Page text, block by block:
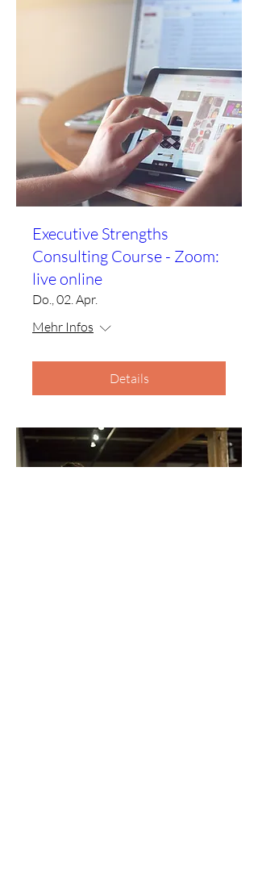
Executive Strengths
Consulting Course - Zoom:
live online
Do., 02. Apr.
Mehr Infos
Details